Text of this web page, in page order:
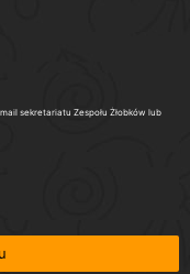
sekretariatu Zespołu Żłobków lub